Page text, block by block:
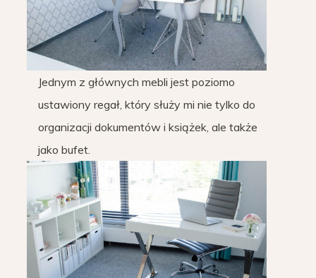
Jednym z głównych mebli jest poziomo
ustawiony regał, który służy mi nie tylko do
organizacji dokumentów i książek, ale także
jako bufet.